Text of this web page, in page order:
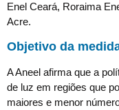
Enel Ceará, Roraima
Acre.
Objetivo da
A Aneel afirma que a
de luz em regiões que
maiores e menor